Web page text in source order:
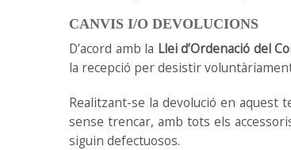
CANVIS I/O DEVOLUCIONS
D’acord amb la Llei d’Ordenació del
la recepció per desistir
Realitzant-se la devolució en aquest
sense trencar, amb tots els
siguin defectuosos.